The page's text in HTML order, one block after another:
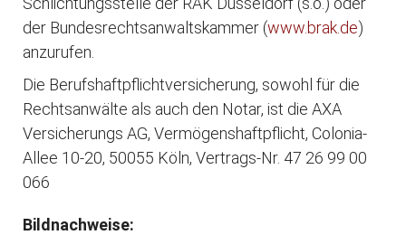
der Bundesrechtsanwaltskammer (www.brak.de)
anzurufen.
Die Berufshaftpflichtversicherung, sowohl für die
Rechtsanwälte als auch den Notar, ist die AXA
Versicherungs AG, Vermögenshaftpflicht, Colonia-
Allee 10-20, 50055 Köln, Vertrags-Nr. 47 26 99 00
066
Bildnachweise: